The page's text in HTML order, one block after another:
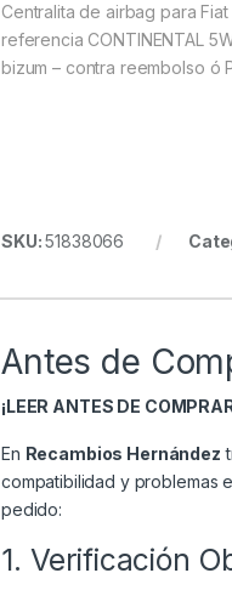
Centralita de airbag para
referencia CONTINENTAL
bizum – contra reembolso ó
SKU:51838066
Antes de
¡LEER ANTES DE
En Recambios Hernández
compatibilidad y problemas
pedido:
1. Verificación